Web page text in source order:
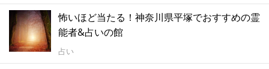
怖いほど当たる！神奈川県平塚でおすすめの霊
能者&占いの館
占い